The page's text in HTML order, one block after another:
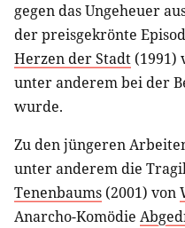
gegen das Ungeheuer
der preisgekrönte
Herzen der Stadt (1991)
unter anderem bei der
wurde.
Zu den jüngeren
unter anderem die
Tenenbaums (2001) von
Anarcho-Komödie